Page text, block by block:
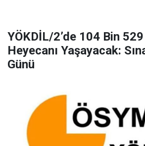
YÖKDİL/2’de 104 Bin
Heyecanı Yaşayacak:
Günü